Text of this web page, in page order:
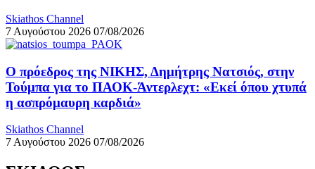
Skiathos Channel
7 Αυγούστου 2026 07/08/2026
Ο πρόεδρος της ΝΙΚΗΣ, Δημήτρης Νατσιός, στην
Τούμπα για το ΠΑΟΚ-Άντερλεχτ: «Εκεί όπου χτυπά
η ασπρόμαυρη καρδιά»
Skiathos Channel
7 Αυγούστου 2026 07/08/2026